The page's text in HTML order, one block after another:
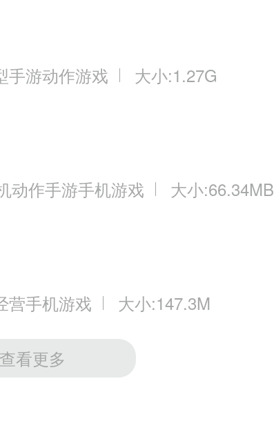
手游动作游戏 大小:1.27G
动作手游手机游戏 大小:66.34MB
营手机游戏 大小:147.3M
查看更多